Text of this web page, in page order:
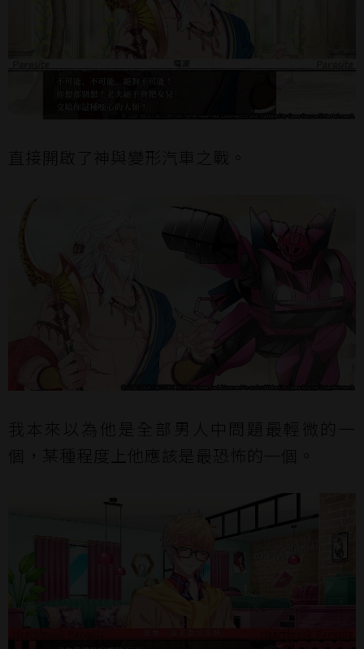
直接開啟了神與變形汽車之戰。
我本來以為他是全部男人中問題最輕微的一
個，某種程度上他應該是最恐怖的一個。